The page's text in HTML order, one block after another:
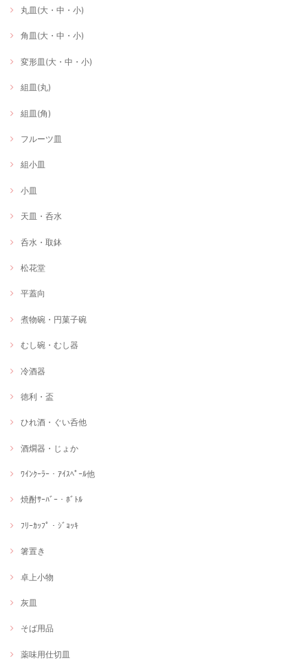
丸皿(大・中・小)
角皿(大・中・小)
変形皿(大・中・小)
組皿(丸)
組皿(角)
フルーツ皿
組小皿
小皿
天皿・呑水
呑水・取鉢
松花堂
平蓋向
煮物碗・円菓子碗
むし碗・むし器
冷酒器
徳利・盃
ひれ酒・ぐい呑他
酒燗器・じょか
ﾜｲﾝｸｰﾗｰ・ｱｲｽﾍﾟｰﾙ他
焼酎ｻｰﾊﾞｰ・ﾎﾞﾄﾙ
ﾌﾘｰｶｯﾌﾟ・ｼﾞｮｯｷ
箸置き
卓上小物
灰皿
そば用品
薬味用仕切皿